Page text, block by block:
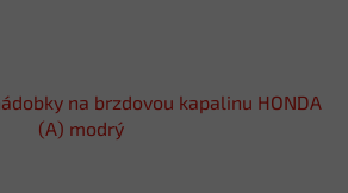
na brzdovou kapalinu HONDA
(A) modrý